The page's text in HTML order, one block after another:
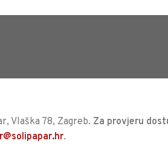
Vlaška 78, Zagreb. Za provjeru
.